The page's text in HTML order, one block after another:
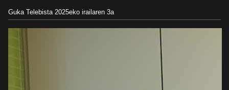
Guka Telebista 2025eko irailaren 3a